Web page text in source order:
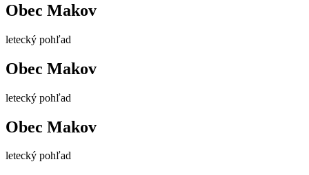
Obec Makov
letecký pohľad
Obec Makov
letecký pohľad
Obec Makov
letecký pohľad